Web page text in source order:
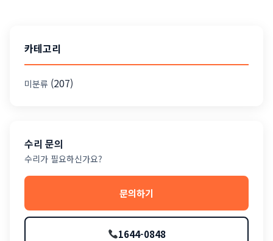
카테고리
미분류 (207)
수리 문의
수리가 필요하신가요?
문의하기
1644-0848